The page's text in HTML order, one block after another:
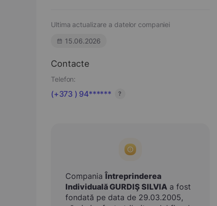
Ultima actualizare a datelor companiei
15.06.2026
Contacte
Telefon:
(+373 ) 94****** ?
CompaniaÎntreprinderea
Individuală GURDIŞ SILVIA a fost
fondată pe data de 29.03.2005,